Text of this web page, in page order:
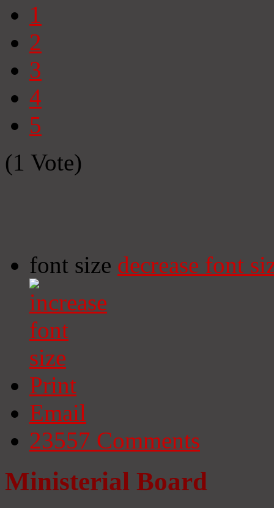
1
2
3
4
5
(1 Vote)
font size decrease font
Print
Email
23557 Comments
Ministerial Board